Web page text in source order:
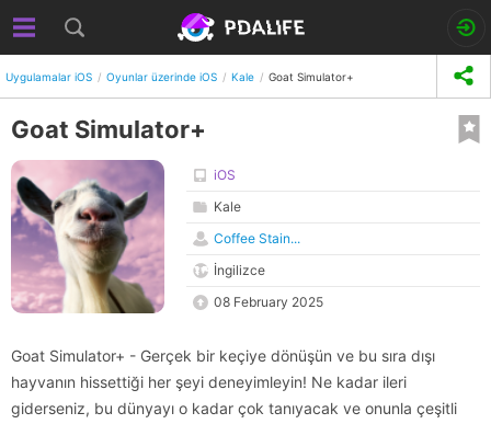
Uygulamalar iOS Oyunlar üzerinde iOS Kale Goat Simulator+
Goat Simulator+
iOS
Kale
Coffee Stain...
İngilizce
08 February 2025
Goat Simulator+ - Gerçek bir keçiye dönüşün ve bu sıra dışı
hayvanın hissettiği her şeyi deneyimleyin! Ne kadar ileri
giderseniz, bu dünyayı o kadar çok tanıyacak ve onunla çeşitli